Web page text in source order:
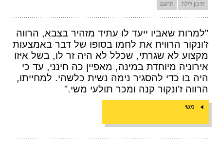
תיכון לילה תרגום
"למרות שאביו ייעד לו עתיד מזהיר בצבא, הרווה
ז’ונקור הרוויח את לחמו בסופו של דבר באמצעות
מקצוע לא שגרתי, שכלל לא היה זר לו, בשל איזו
אירוניה מיוחדת במינה, מאפיין כה חינני, עד כי
היה בו כדי להסגיר נימה נשית כלשהי. למחייתו,
הרווה ז’ונקור קנה ומכר תולעי משי."
משי